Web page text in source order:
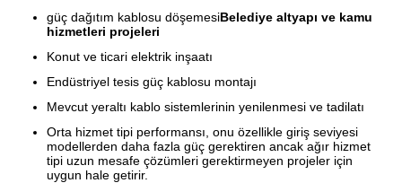
güç dağıtım kablosu döşemesiBelediye altyapı ve kamu
hizmetleri projeleri
Konut ve ticari elektrik inşaatı
Endüstriyel tesis güç kablosu montajı
Mevcut yeraltı kablo sistemlerinin yenilenmesi ve tadilatı
Orta hizmet tipi performansı, onu özellikle giriş seviyesi
modellerden daha fazla güç gerektiren ancak ağır hizmet
tipi uzun mesafe çözümleri gerektirmeyen projeler için
uygun hale getirir.